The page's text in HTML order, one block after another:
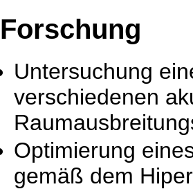
Forschung
Untersuchung
verschiedenen
Optimierung
gemäß dem